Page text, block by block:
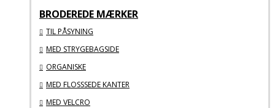
BRODEREDE MÆRKER
TIL PÅSYNING
MED STRYGEBAGSIDE
ORGANISKE
MED FLOSSSEDE KANTER
MED VELCRO